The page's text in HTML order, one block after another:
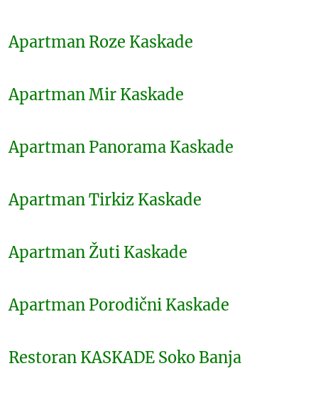
Apartman Roze Kaskade
Apartman Mir Kaskade
Apartman Panorama Kaskade
Apartman Tirkiz Kaskade
Apartman Žuti Kaskade
Apartman Porodični Kaskade
Restoran KASKADE Soko Banja